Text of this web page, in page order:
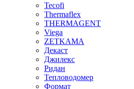
Tecofi
Thermaflex
THERMAGENT
Viega
ZETKAMA
Декаст
Джилекс
Ридан
Тепловодомер
Формат